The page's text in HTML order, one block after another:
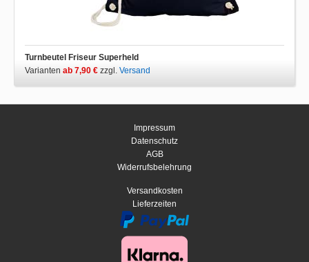
Turnbeutel Friseur Superheld
Varianten ab 7,90 € zzgl. Versand
Impressum
Datenschutz
AGB
Widerrufsbelehrung
Versandkosten
Lieferzeiten